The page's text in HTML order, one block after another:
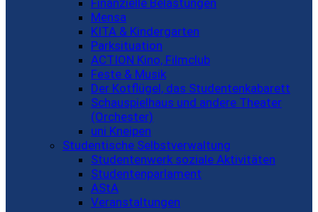
Finanzielle Belastungen
Mensa
KITA & Kindergarten
Parksituation
ACTION Kino, Filmclub
Feste & Musik
Der Kotflügel, das Studentenkabarett
Schauspielhaus und andere Theater
(Orchester)
uni Kneipen
Studentische Selbstverwaltung
Studentenwerk soziale Aktivitäten
Studentenparlament
AStA
Veranstaltungen